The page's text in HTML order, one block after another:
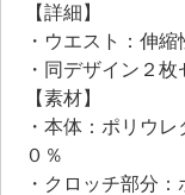
肌当たりを考慮し
【詳細】
・ウエスト：伸縮
・同デザイン２枚
【素材】
・本体：ポリウ
０％
・クロッチ部分